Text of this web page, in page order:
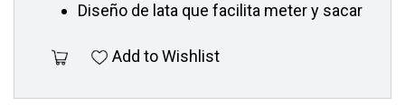
Diseño de lata que facilita meter y sacar
Add to Wishlist